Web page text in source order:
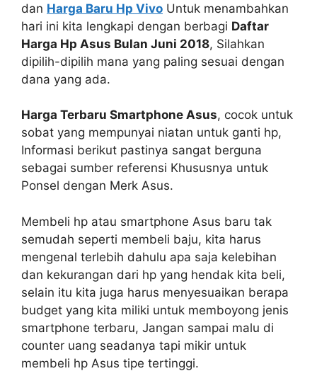
dan Harga Baru Hp Vivo Untuk menambahkan
hari ini kita lengkapi dengan berbagi Daftar
Harga Hp Asus Bulan Juni 2018, Silahkan
dipilih-dipilih mana yang paling sesuai dengan
dana yang ada.
Harga Terbaru Smartphone Asus, cocok untuk
sobat yang mempunyai niatan untuk ganti hp,
Informasi berikut pastinya sangat berguna
sebagai sumber referensi Khususnya untuk
Ponsel dengan Merk Asus.
Membeli hp atau smartphone Asus baru tak
semudah seperti membeli baju, kita harus
mengenal terlebih dahulu apa saja kelebihan
dan kekurangan dari hp yang hendak kita beli,
selain itu kita juga harus menyesuaikan berapa
budget yang kita miliki untuk memboyong jenis
smartphone terbaru, Jangan sampai malu di
counter uang seadanya tapi mikir untuk
membeli hp Asus tipe tertinggi.